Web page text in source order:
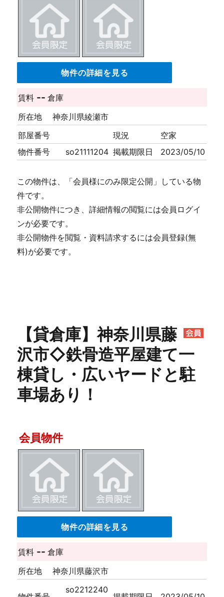
物件の詳細を見る
賃料 --倉庫
所在地
神奈川県綾瀬市
部屋番号
現況
空家
物件番号
so21111204 掲載期限日 2023/05/10
この物件は、「会員様にのみ限定公開」している物
件です。
非公開物件につき、詳細情報の閲覧には会員ログイ
ンが必要です。
非公開物件を閲覧・資料請求するには会員登録(無
料)が必要です。
【貸倉庫】神奈川県藤
沢市◇鉄骨造平屋建て一
棟貸し・広いヤードと駐
車場あり！
会員物件
物件の詳細を見る
賃料 --倉庫
所在地
神奈川県藤沢市
so2212240